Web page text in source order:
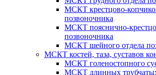
МСКТ крестцово-
позвоночника
МСКТ пояснично-
позвоночника
МСКТ шейного отдела
МСКТ костей, таза, суставов
МСКТ голеностопного
МСКТ длинных